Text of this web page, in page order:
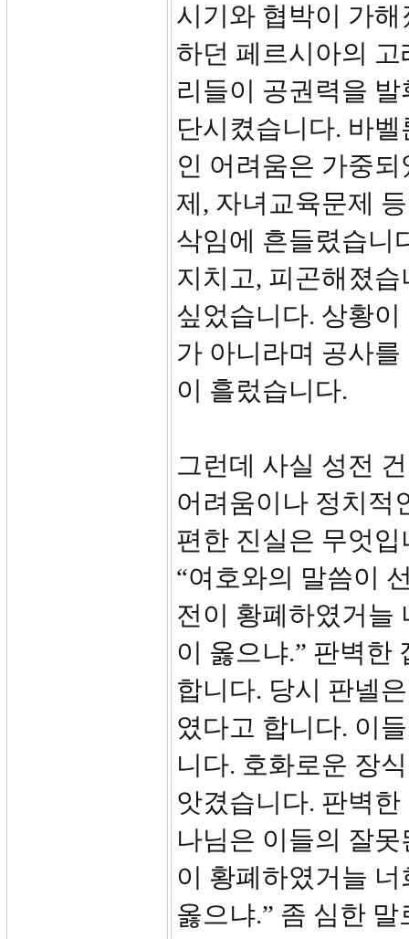
시기와 협박이 가
하던 페르시아의
리들이 공권력을
단시켰습니다. 바
인 어려움은 가중
제, 자녀교육문제
삭임에 흔들렸습니
지치고, 피곤해졌
싶었습니다. 상황
가 아니라며 공사
이 흘렀습니다.
그런데 사실 성전
어려움이나 정치적
편한 진실은 무엇
“여호와의 말씀이
전이 황폐하였거늘
이 옳으냐.” 판벽한
합니다. 당시 판넬
였다고 합니다. 이
니다. 호화로운 장
앗겼습니다. 판벽
나님은 이들의 잘
이 황폐하였거늘
옳으냐.” 좀 심한